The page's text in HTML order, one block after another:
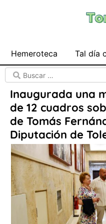
Hemeroteca Tal día
Inaugurada una
de 12 cuadros
de Tomás
Diputación de